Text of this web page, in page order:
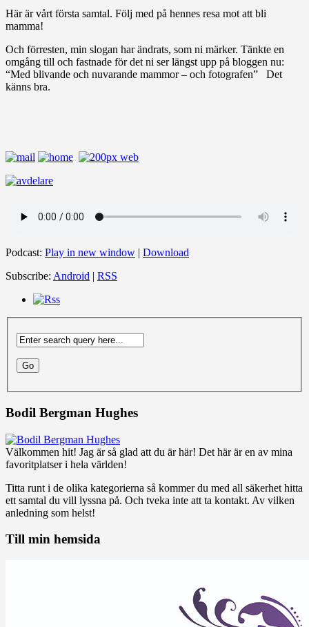
Här är vårt första samtal. Följ med på hennes resa mot att bli
mamma!
Och förresten, min slogan har ändrats, som ni märker. Tänkte en
omgång till och fastnade för det ni ser längst upp på bloggen nu:
“Med blivande och nuvarande mammor – och fotografen” Det
känns bra.
Podcast: Play in new window | Download
Subscribe: Android | RSS
Bodil Bergman Hughes
Välkommen hit! Jag är så glad att du är här! Det här är en av mina
favoritplatser i hela världen!
Titta runt i de olika kategorierna så kommer du med all säkerhet hitta
ett samtal du vill lyssna på. Och tveka inte att ta kontakt. Av vilken
anledning som helst!
Till min hemsida